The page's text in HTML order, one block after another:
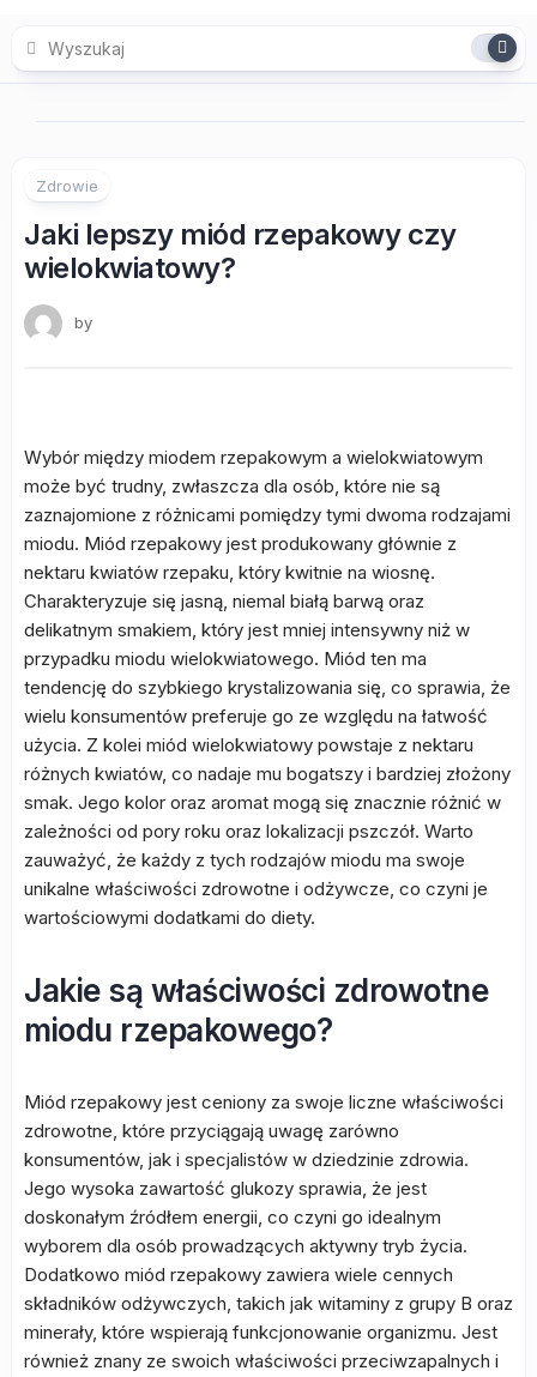
content
Zdrowie
Jaki lepszy miód rzepakowy czy
wielokwiatowy?
by
Wybór między miodem rzepakowym a wielokwiatowym
może być trudny, zwłaszcza dla osób, które nie są
zaznajomione z różnicami pomiędzy tymi dwoma rodzajami
miodu. Miód rzepakowy jest produkowany głównie z
nektaru kwiatów rzepaku, który kwitnie na wiosnę.
Charakteryzuje się jasną, niemal białą barwą oraz
delikatnym smakiem, który jest mniej intensywny niż w
przypadku miodu wielokwiatowego. Miód ten ma
tendencję do szybkiego krystalizowania się, co sprawia, że
wielu konsumentów preferuje go ze względu na łatwość
użycia. Z kolei miód wielokwiatowy powstaje z nektaru
różnych kwiatów, co nadaje mu bogatszy i bardziej złożony
smak. Jego kolor oraz aromat mogą się znacznie różnić w
zależności od pory roku oraz lokalizacji pszczół. Warto
zauważyć, że każdy z tych rodzajów miodu ma swoje
unikalne właściwości zdrowotne i odżywcze, co czyni je
wartościowymi dodatkami do diety.
Jakie są właściwości zdrowotne
miodu rzepakowego?
Miód rzepakowy jest ceniony za swoje liczne właściwości
zdrowotne, które przyciągają uwagę zarówno
konsumentów, jak i specjalistów w dziedzinie zdrowia.
Jego wysoka zawartość glukozy sprawia, że jest
doskonałym źródłem energii, co czyni go idealnym
wyborem dla osób prowadzących aktywny tryb życia.
Dodatkowo miód rzepakowy zawiera wiele cennych
składników odżywczych, takich jak witaminy z grupy B oraz
minerały, które wspierają funkcjonowanie organizmu. Jest
również znany ze swoich właściwości przeciwzapalnych i